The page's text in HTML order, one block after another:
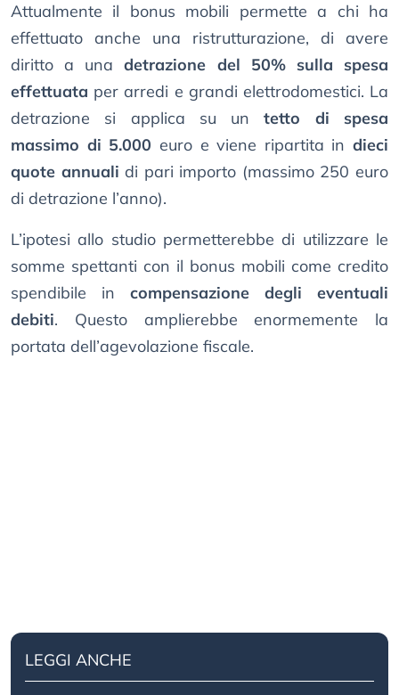
Attualmente il bonus mobili permette a chi ha
effettuato anche una ristrutturazione, di avere
diritto a unadetrazione del 50% sulla spesa
effettuata per arredi e grandi elettrodomestici. La
detrazione si applica su untetto di spesa
massimo di 5.000 euro e viene ripartita in dieci
quote annuali di pari importo (massimo 250 euro
di detrazione l’anno).
L’ipotesi allo studio permetterebbe di utilizzare le
somme spettanti con il bonus mobili come credito
spendibile in compensazione degli eventuali
debiti. Questo amplierebbe enormemente la
portata dell’agevolazione fiscale.
LEGGI ANCHE